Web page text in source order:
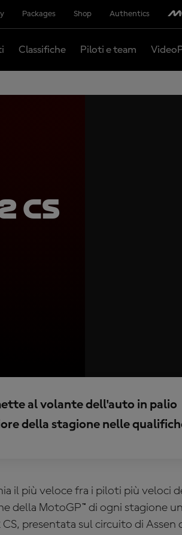
Packages Shop Authentics
Classifiche Piloti e team
CS
al volante dell'auto in palio
della stagione nelle
il più veloce fra i piloti più veloci
della MotoGP™ di ogni stagione
presentata sul circuito di Assen